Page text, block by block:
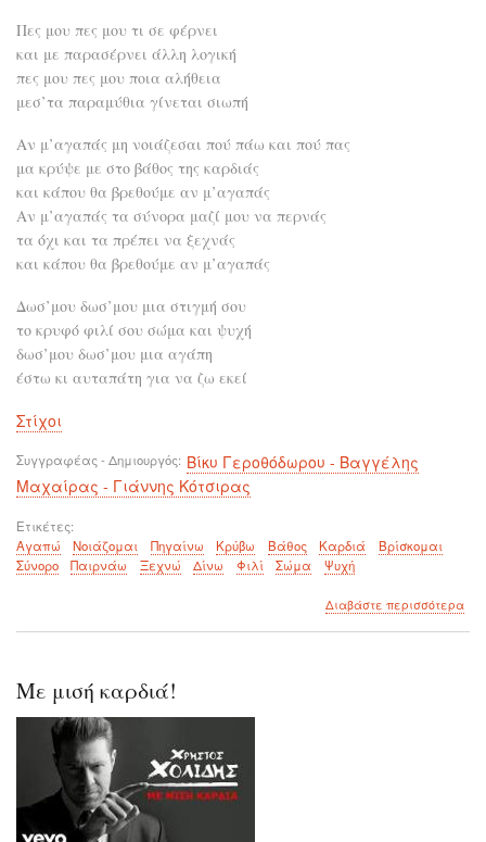
Πες μου πες μου τι σε φέρνει
και με παρασέρνει άλλη λογική
πες μου πες μου ποια αλήθεια
μεσ’τα παραμύθια γίνεται σιωπή
Αν μ’αγαπάς μη νοιάζεσαι πού πάω και πού πας
μα κρύψε με στο βάθος της καρδιάς
και κάπου θα βρεθούμε αν μ’αγαπάς
Αν μ’αγαπάς τα σύνορα μαζί μου να περνάς
τα όχι και τα πρέπει να ξεχνάς
και κάπου θα βρεθούμε αν μ’αγαπάς
Δωσ’μου δωσ’μου μια στιγμή σου
το κρυφό φιλί σου σώμα και ψυχή
δωσ’μου δωσ’μου μια αγάπη
έστω κι αυταπάτη για να ζω εκεί
Στίχοι
Συγγραφέας - Δημιουργός Βίκυ Γεροθόδωρου - Βαγγέλης
Μαχαίρας - Γιάννης Κότσιρας
Ετικέτες
Αγαπώ
Νοιάζομαι Πηγαίνω Κρύβω Βάθος Καρδιά
Βρίσκομαι
Σύνορο
Παιρνάω Ξεχνώ Δίνω Φιλί Σώμα Ψυχή
Διαβάστε περισσότεραγια
Με μισή καρδιά!